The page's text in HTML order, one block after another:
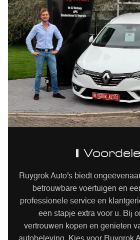
Ruygrok Auto's biedt
betrouwbare voertuigen en
professionele service en
een stapje extra voor u. Bij
vertrouwen kopen en genieten